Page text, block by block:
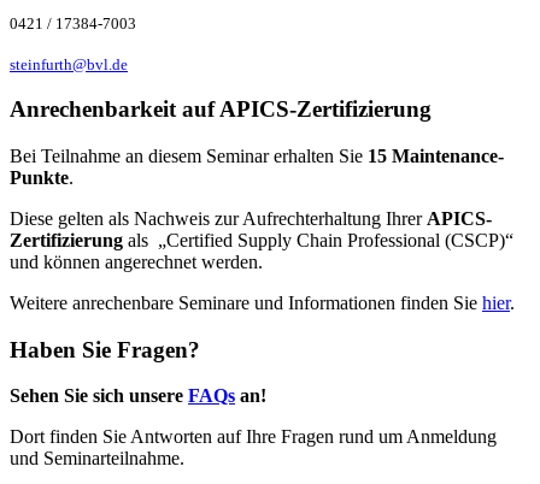
0421 / 17384-7003
steinfurth@bvl.de
Anrechenbarkeit auf APICS-Zertifizierung
Bei Teilnahme an diesem Seminar erhalten Sie 15 Maintenance-
Punkte.
Diese gelten als Nachweis zur Aufrechterhaltung Ihrer APICS-
Zertifizierung als „Certified Supply Chain Professional (CSCP)“
und können angerechnet werden.
Weitere anrechenbare Seminare und Informationen finden Sie hier.
Haben Sie Fragen?
Sehen Sie sich unsere FAQs an!
Dort finden Sie Antworten auf Ihre Fragen rund um Anmeldung
und Seminarteilnahme.